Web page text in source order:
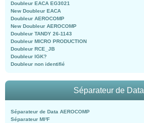
Doubleur EACA EG3021
New Doubleur EACA
Doubleur AEROCOMP
New Doubleur AEROCOMP
Doubleur TANDY 26-1143
Doubleur MICRO PRODUCTION
Doubleur RCE_JB
Doubleur IGK?
Doubleur non identifié
Séparateur de Data
Séparateur de Data AEROCOMP
Séparateur MI²F